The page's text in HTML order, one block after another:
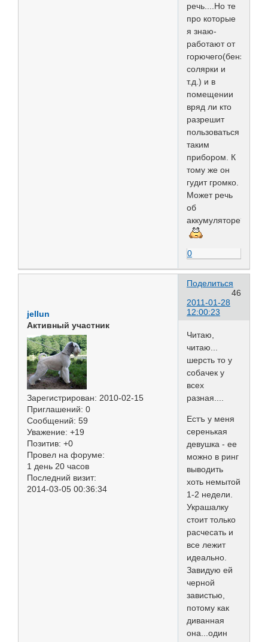
речь....Но те
про которые
я знаю-
работают от
горючего(бензина,
солярки и
т.д.) и в
помещении
вряд ли кто
разрешит
пользоваться
таким
прибором. К
тому же он
гудит громко.
Может речь
об
аккумуляторе?
0
Поделиться
46
2011-01-28
12:00:23
jellun
Активный участник
Зарегистрирован: 2010-02-15
Приглашений: 0
Сообщений: 59
Уважение: +19
Позитив: +0
Провел на форуме:
1 день 20 часов
Последний визит:
2014-03-05 00:36:34
Читаю,
читаю...
шерсть то у
собачек у
всех
разная....
Естъ у меня
серенькая
девушка - ее
можно в ринг
выводить
хоть немытой
1-2 недели.
Украшалку
стоит только
расчесать и
все лежит
идеально.
Завидую ей
черной
завистью,
потому как
диванная
она...один